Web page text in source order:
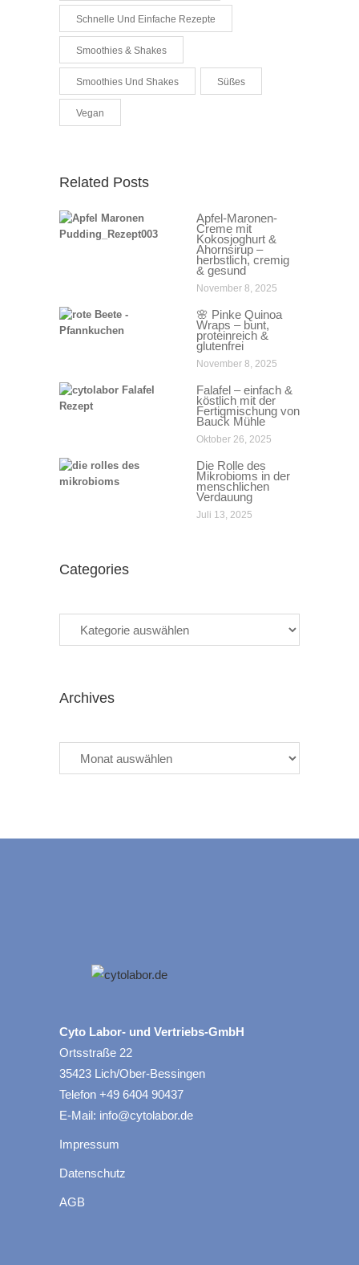
Schnelle Und Einfache Rezepte
Smoothies & Shakes
Smoothies Und Shakes Süßes
Vegan
Related Posts
Apfel-Maronen-
Creme mit
Kokosjoghurt &
Ahornsirup –
herbstlich, cremig
& gesund
November 8, 2025
🌸 Pinke Quinoa
Wraps – bunt,
proteinreich &
glutenfrei
November 8, 2025
Falafel – einfach &
köstlich mit der
Fertigmischung von
Bauck Mühle
Oktober 26, 2025
Die Rolle des
Mikrobioms in der
menschlichen
Verdauung
Juli 13, 2025
Categories
Archives
Cyto Labor- und Vertriebs-GmbH
Ortsstraße 22
35423 Lich/Ober-Bessingen
Telefon +49 6404 90437
E-Mail: info@cytolabor.de
Impressum
Datenschutz
AGB